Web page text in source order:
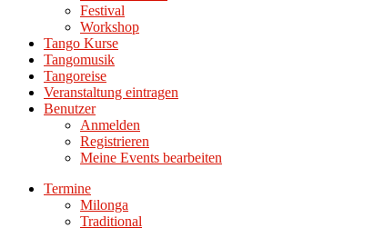
Festival
Workshop
Tango Kurse
Tangomusik
Tangoreise
Veranstaltung eintragen
Benutzer
Anmelden
Registrieren
Meine Events bearbeiten
Termine
Milonga
Traditional